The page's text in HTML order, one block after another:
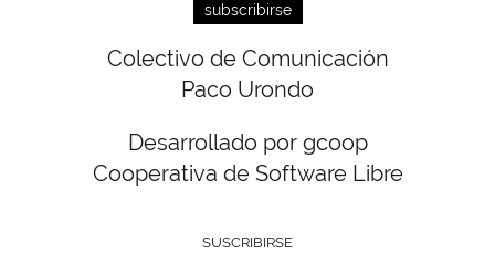
subscribirse
Colectivo de Comunicación
Paco Urondo
Desarrollado por gcoop
Cooperativa de Software Libre
SUSCRIBIRSE